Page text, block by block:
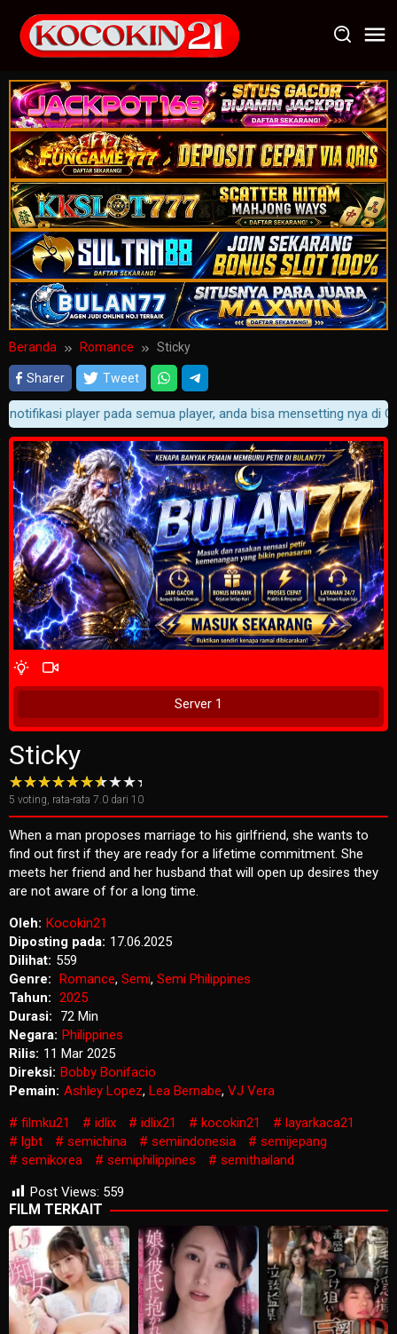
konten
Beranda Romance Sticky
Sharer Tweet
player pada semua player, anda bisa mensetting nya di
Tunggu 2 Detik
4 Wait Time
Server 1
Sticky
5 voting, rata-rata 7.0 dari 10
When a man proposes marriage to his girlfriend, she wants to
find out first if they are ready for a lifetime commitment. She
meets her friend and her husband that will open up desires they
are not aware of for a long time.
Oleh: Kocokin21
Diposting pada: 17.06.2025
Dilihat: 559
Genre:
Romance, Semi, Semi Philippines
Tahun: 2025
Durasi:
72 Min
Negara: Philippines
Rilis: 11 Mar 2025
Direksi: Bobby Bonifacio
Pemain: Ashley Lopez, Lea Bernabe, VJ Vera
filmku21
idlix idlix21 kocokin21
layarkaca21
lgbt
semichina semiindonesia
semijepang
semikorea
semiphilippines
semithailand
Post Views: 559
FILM TERKAIT